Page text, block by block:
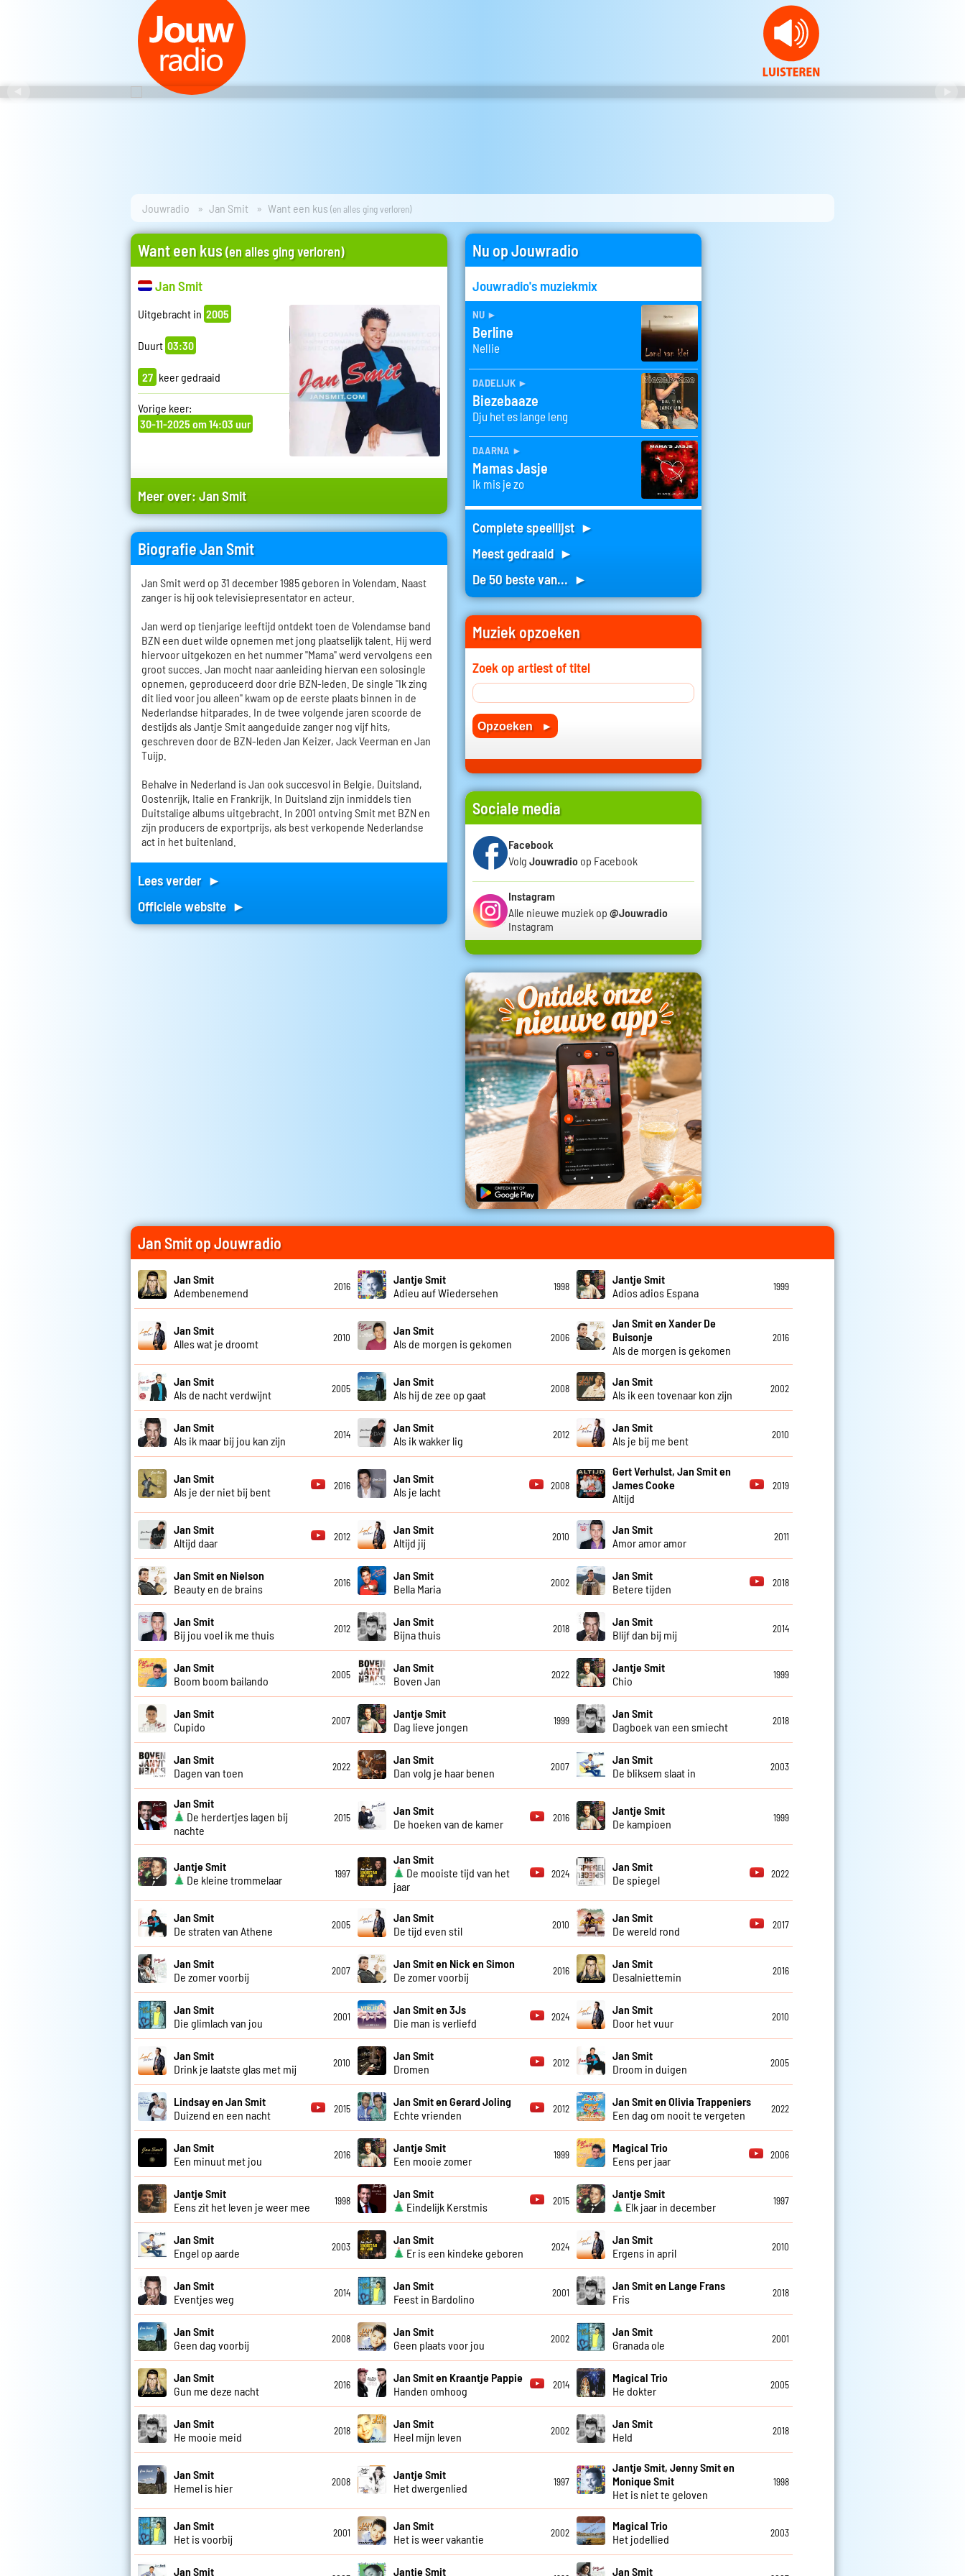
Jouwradio Jan Smit Want een kus (en alles ging verloren)
Want een kus(en alles ging verloren)
Jan Smit
Uitgebracht in 2005
Duurt 03:30
27 keer gedraaid
Vorige keer:
30-11-2025 om 14:03 uur
Meer over:Jan Smit
Biografie Jan Smit
Jan Smit werd op 31 december 1985 geboren in Volendam. Naast
zanger is hij ook televisiepresentator en acteur.
Jan werd op tienjarige leeftijd ontdekt toen de Volendamse band
BZN een duet wilde opnemen met jong plaatselijk talent. Hij werd
hiervoor uitgekozen en het nummer "Mama" werd vervolgens een
groot succes. Jan mocht naar aanleiding hiervan een solosingle
opnemen, geproduceerd door drie BZN-leden. De single "Ik zing
dit lied voor jou alleen" kwam op de eerste plaats binnen in de
Nederlandse hitparades. In de twee volgende jaren scoorde de
destijds als Jantje Smit aangeduide zanger nog vijf hits,
geschreven door de BZN-leden Jan Keizer, Jack Veerman en Jan
Tuijp.
Behalve in Nederland is Jan ook succesvol in Belgie, Duitsland,
Oostenrijk, Italie en Frankrijk. In Duitsland zijn inmiddels tien
Duitstalige albums uitgebracht. In 2001 ontving Smit met BZN en
zijn producers de exportprijs, als best verkopende Nederlandse
act in het buitenland.
Lees verder ►
Officiele website ►
Nu op Jouwradio
Jouwradio's muziekmix
nu ►
Berline
Nellie
dadelijk ►
Biezebaaze
Dju het es lange leng
daarna ►
Mamas Jasje
Ik mis je zo
Complete speellijst ►
Meest gedraaid ►
De 50 beste van... ►
Muziek opzoeken
Zoek op artiest of titel
Sociale media
Facebook
Volg Jouwradio op Facebook
Instagram
Alle nieuwe muziek op @Jouwradio
Instagram
Jan Smit op Jouwradio
Jan Smit
Adembenemend
2016
Jantje Smit
Adieu auf Wiedersehen
1998
Jantje Smit
Adios adios Espana
1999
Jan Smit
Alles wat je droomt
2010
Jan Smit
Als de morgen is gekomen
2006
Jan Smit en Xander De
Buisonje
Als de morgen is gekomen
2016
Jan Smit
Als de nacht verdwijnt
2005
Jan Smit
Als hij de zee op gaat
2008
Jan Smit
Als ik een tovenaar kon zijn
2002
Jan Smit
Als ik maar bij jou kan zijn
2014
Jan Smit
Als ik wakker lig
2012
Jan Smit
Als je bij me bent
2010
Jan Smit
Als je der niet bij bent
2016
Jan Smit
Als je lacht
2008
Gert Verhulst, Jan Smit en
James Cooke
Altijd
2019
Jan Smit
Altijd daar
2012
Jan Smit
Altijd jij
2010
Jan Smit
Amor amor amor
2011
Jan Smit en Nielson
Beauty en de brains
2016
Jan Smit
Bella Maria
2002
Jan Smit
Betere tijden
2018
Jan Smit
Bij jou voel ik me thuis
2012
Jan Smit
Bijna thuis
2018
Jan Smit
Blijf dan bij mij
2014
Jan Smit
Boom boom bailando
2005
Jan Smit
Boven Jan
2022
Jantje Smit
Chio
1999
Jan Smit
Cupido
2007
Jantje Smit
Dag lieve jongen
1999
Jan Smit
Dagboek van een smiecht
2018
Jan Smit
Dagen van toen
2022
Jan Smit
Dan volg je haar benen
2007
Jan Smit
De bliksem slaat in
2003
Jan Smit
De herdertjes lagen bij
nachte
2015
Jan Smit
De hoeken van de kamer
2016
Jantje Smit
De kampioen
1999
Jantje Smit
De kleine trommelaar
1997
Jan Smit
De mooiste tijd van het
jaar
2024
Jan Smit
De spiegel
2022
Jan Smit
De straten van Athene
2005
Jan Smit
De tijd even stil
2010
Jan Smit
De wereld rond
2017
Jan Smit
De zomer voorbij
2007
Jan Smit en Nick en Simon
De zomer voorbij
2016
Jan Smit
Desalniettemin
2016
Jan Smit
Die glimlach van jou
2001
Jan Smit en 3Js
Die man is verliefd
2024
Jan Smit
Door het vuur
2010
Jan Smit
Drink je laatste glas met mij
2010
Jan Smit
Dromen
2012
Jan Smit
Droom in duigen
2005
Lindsay en Jan Smit
Duizend en een nacht
2015
Jan Smit en Gerard Joling
Echte vrienden
2012
Jan Smit en Olivia Trappeniers
Een dag om nooit te vergeten
2022
Jan Smit
Een minuut met jou
2016
Jantje Smit
Een mooie zomer
1999
Magical Trio
Eens per jaar
2006
Jantje Smit
Eens zit het leven je weer mee
1998
Jan Smit
Eindelijk Kerstmis
2015
Jantje Smit
Elk jaar in december
1997
Jan Smit
Engel op aarde
2003
Jan Smit
Er is een kindeke geboren
2024
Jan Smit
Ergens in april
2010
Jan Smit
Eventjes weg
2014
Jan Smit
Feest in Bardolino
2001
Jan Smit en Lange Frans
Fris
2018
Jan Smit
Geen dag voorbij
2008
Jan Smit
Geen plaats voor jou
2002
Jan Smit
Granada ole
2001
Jan Smit
Gun me deze nacht
2016
Jan Smit en Kraantje Pappie
Handen omhoog
2014
Magical Trio
He dokter
2005
Jan Smit
He mooie meid
2018
Jan Smit
Heel mijn leven
2002
Jan Smit
Held
2018
Jan Smit
Hemel is hier
2008
Jantje Smit
Het dwergenlied
1997
Jantje Smit, Jenny Smit en
Monique Smit
Het is niet te geloven
1998
Jan Smit
Het is voorbij
2001
Jan Smit
Het is weer vakantie
2002
Magical Trio
Het jodellied
2003
Jan Smit Jantje Smit Jan Smit